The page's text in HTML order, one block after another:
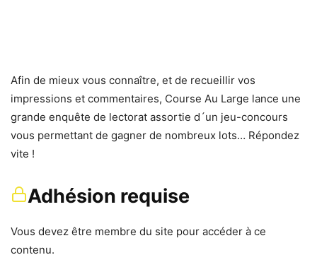
Afin de mieux vous connaître, et de recueillir vos
impressions et commentaires, Course Au Large lance une
grande enquête de lectorat assortie d´un jeu-concours
vous permettant de gagner de nombreux lots… Répondez
vite !
Adhésion requise
Vous devez être membre du site pour accéder à ce
contenu.